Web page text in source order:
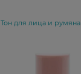
Тон для лица и румяна